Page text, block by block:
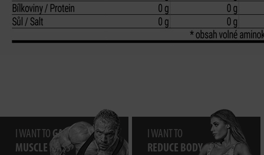
I WANT TO GAIN
MUSCLE MASS
I WANT TO
REDUCE BODY